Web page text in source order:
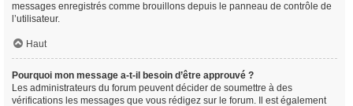
messages enregistrés comme brouillons depuis le panneau de contrôle de
l’utilisateur.
Haut
Pourquoi mon message a-t-il besoin d’être approuvé ?
Les administrateurs du forum peuvent décider de soumettre à des
vérifications les messages que vous rédigez sur le forum. Il est également